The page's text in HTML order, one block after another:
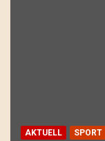
AKTUELL SPORT